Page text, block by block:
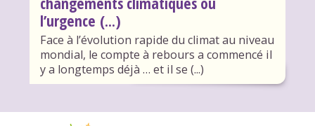
l’urgence (...)
Face à l’évolution rapide du climat au niveau
mondial, le compte à rebours a commencé il
y a longtemps déjà … et il se (...)